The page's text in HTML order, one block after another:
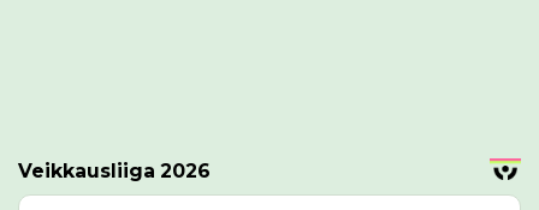
Veikkausliiga 2026